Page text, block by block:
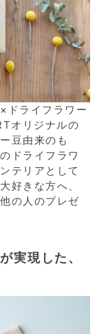
ドライフラワー
オリジナルの
豆由来のも
ドライフラワ
テリアとして
好きな方へ、
の人のプレゼ
実現した、